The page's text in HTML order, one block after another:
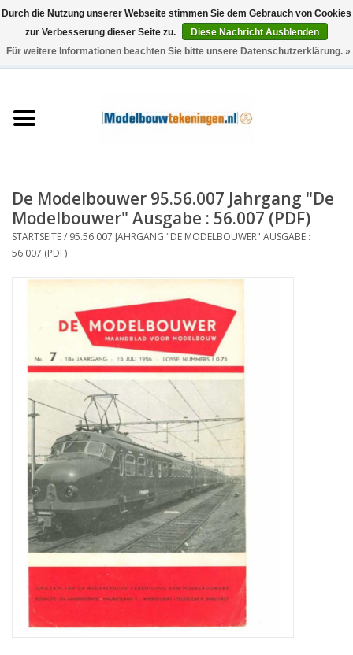
0 Artikel - €0,00
Schiffe
Holzbau
Landschaft
Dokumentation
Zeitschriften
Neue Zeichnungen
NEUE ZEITSCHRIFTEN
ABONNEMENT DER
MODELLBAUER
De Modelbouwer 95.56.007 Jahrgang "De
Modelbouwer" Ausgabe : 56.007 (PDF)
STARTSEITE/ 95.56.007 JAHRGANG "DE MODELBOUWER" AUSGABE :
56.007 (PDF)
Durch die Nutzung unserer Webseite stimmen Sie dem Gebrauch von Cookies
zur Verbesserung dieser Seite zu.
Diese Nachricht Ausblenden
Für weitere Informationen beachten Sie bitte unsere Datenschutzerklärung. »